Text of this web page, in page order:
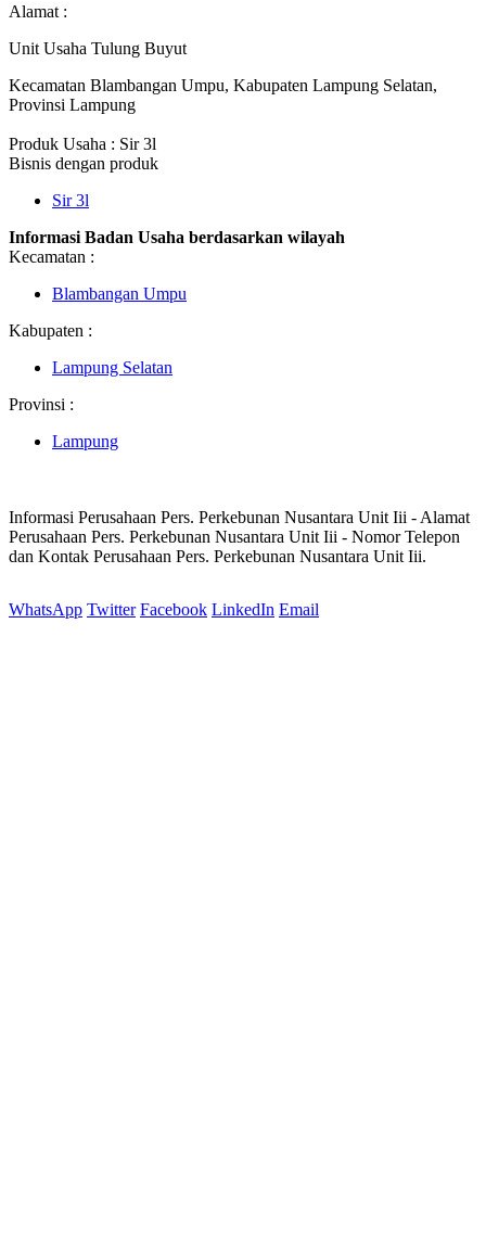
Alamat :
Unit Usaha Tulung Buyut
Kecamatan Blambangan Umpu, Kabupaten Lampung Selatan,
Provinsi Lampung
Produk Usaha : Sir 3l
Bisnis dengan produk
Sir 3l
Informasi Badan Usaha berdasarkan wilayah
Kecamatan :
Blambangan Umpu
Kabupaten :
Lampung Selatan
Provinsi :
Lampung
Informasi Perusahaan Pers. Perkebunan Nusantara Unit Iii - Alamat
Perusahaan Pers. Perkebunan Nusantara Unit Iii - Nomor Telepon
dan Kontak Perusahaan Pers. Perkebunan Nusantara Unit Iii.
WhatsApp Twitter Facebook LinkedIn Email